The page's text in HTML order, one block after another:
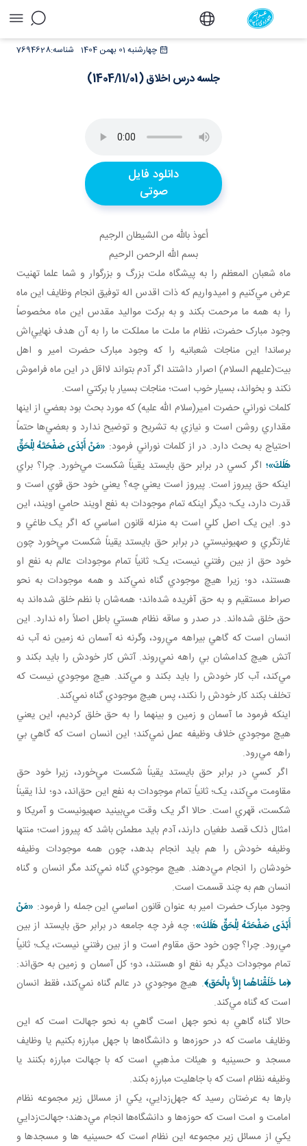
جلسه درس اخلاق (1404/11/01) - دفتر چهارشنبه 01 بهمن 1404 7694628شناسه:
جلسه درس اخلاق (1404/11/01)
دانلود فایل
صوتی
أعوذ بالله من الشيطان الرجيم
بسم الله الرحمن الرحيم
ماه شعبان المعظم را به پيشگاه ملت بزرگ و بزرگوار و شما علما تهنيت
عرض مي‌کنيم و اميدواريم که ذات اقدس اله توفيق انجام وظايف اين ماه
را به همه ما مرحمت بکند و به برکت مواليد مقدس اين ماه مخصوصاً
وجود مبارک حضرت، نظام ما ملت ما مملکت ما را به آن هدف نهايي‌اش
برساند! اين مناجات شعبانيه را که وجود مبارک حضرت امير و اهل
بيت(عليهم السلام) اصرار داشتند اگر آدم بتواند لااقل در اين ماه فراموش
نکند و بخواند، بسيار خوب است؛ مناجات بسيار با برکتي است.
کلمات نوراني حضرت امير(سلام الله عليه) که مورد بحث بود بعضي از اينها
مقداري روشن است و نيازي به تشريح و توضيح ندارد و بعضي‌ها حتماً
احتياج به بحث دارد. در از کلمات نوراني فرمود: «مَنْ أَبْدَى صَفْحَتَهُ لِلْحَقِّ
هَلَكَ»؛ اگر کسي در برابر حق بايستد يقيناً شکست مي‌خورد. چرا؟ براي
اينکه حق پيروز است. پيروز است يعني چه؟ يعني خود حق قوي است و
قدرت دارد، يک؛ ديگر اينکه تمام موجودات به نفع اويند حامي اويند، اين
دو. اين يک اصل کلي است به منزله قانون اساسي که اگر يک طاغي و
غارتگري و صهيونيستي در برابر حق بايستد يقيناً شکست مي‌خورد چون
خود حق از بين رفتني نيست، يک؛ ثانياً تمام موجودات عالم به نفع او
هستند، دو؛ زيرا هيچ موجودي گناه نمي‌کند و همه موجودات به نحو
صراط مستقيم و به حق آفريده شده‌اند؛ همه‌شان با نظم خلق شده‌اند به
حق خلق شده‌اند. در صدر و ساقه نظام هستي باطل اصلاً راه ندارد. اين
انسان است که گاهي بيراهه مي‌رود، وگرنه نه آسمان نه زمين نه آب نه
آتش هيچ کدامشان بي راهه نمي‌روند. آتش کار خودش را بايد بکند و
مي‌کند، آب کار خودش را بايد بکند و مي‌کند. هيچ موجودي نيست که
تخلف بکند کار خودش را نکند، پس هيچ موجودي گناه نمي‌کند.
اينکه فرمود ما آسمان و زمين و بينهما را به حق خلق کرديم، اين يعني
هيچ موجودي خلاف وظيفه عمل نمي‌کند؛ اين انسان است که گاهي بي
راهه مي‌رود.
اگر کسي در برابر حق بايستد يقيناً شکست مي‌خورد، زيرا خود حق
مقاومت مي‌کند، يک؛ ثانياً تمام موجودات به نفع اين حق‌اند، دو؛ لذا يقيناً
شکست، قهري است. حالا اگر يک وقت مي‌بينيد صهيونيست و آمريکا و
امثال ذلک قصد طغيان دارند، آدم بايد مطمئن باشد که پيروز است؛ منتها
وظيفه خودش را هم بايد انجام بدهد، چون همه موجودات وظيفه
خودشان را انجام مي‌دهند. هيچ موجودي گناه نمي‌کند مگر انسان و گناه
انسان هم به چند قسمت است.
وجود مبارک حضرت امير به عنوان قانون اساسي اين جمله را فرمود: «مَنْ
أَبْدَى صَفْحَتَهُ لِلْحَقِّ هَلَكَ»؛ چه فرد چه جامعه در برابر حق بايستد از بين
مي‌رود. چرا؟ چون خود حق مقاوم است و از بين رفتني نيست، يک؛ ثانياً
تمام موجودات ديگر به نفع او هستند، دو؛ کل آسمان و زمين به حق‌اند:
﴿ما خَلَقْناهُما إِلاَّ بِالْحَق‏﴾. هيچ موجودي در عالم گناه نمي‌کند، فقط انسان
است که گناه مي‌کند.
حالا گناه گاهي به نحو جهل است گاهي به نحو جهالت است که اين
وظايف ماست که در حوزه‌ها و دانشگاه‌ها با جهل مبارزه بکنيم يا وظايف
مسجد و حسينيه و هيئات مذهبي است که با جهالت مبارزه بکنند يا
وظيفه نظام است که با جاهليت مبارزه بکند.
بارها به عرضتان رسيد که جهل‌زدايي، يکي از مسائل زير مجموعه نظام
امامت و امت است که حوزه‌ها و دانشگاه‌ها انجام مي‌دهند؛ جهالت‌زدايي
يکي از مسائل زير مجموعه اين نظام است که حسينيه ها و مسجدها و